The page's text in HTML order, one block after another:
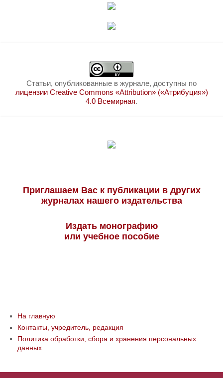
Статьи, опубликованные в журнале, доступны по
лицензии Creative Commons «Attribution» («Атрибуция»)
4.0 Всемирная.
Приглашаем Вас к публикации в других
журналах нашего издательства
Издать монографию
или учебное пособие
На главную
Контакты, учредитель, редакция
Политика обработки, сбора и хранения персональных
данных